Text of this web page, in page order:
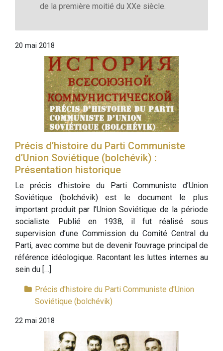
de la première moitié du XXe siècle.
20 mai 2018
Précis d’histoire du Parti Communiste
d’Union Soviétique (bolchévik) :
Présentation historique
Le précis d’histoire du Parti Communiste d’Union
Soviétique (bolchévik) est le document le plus
important produit par l’Union Soviétique de la période
socialiste. Publié en 1938, il fut réalisé sous
supervision d’une Commission du Comité Central du
Parti, avec comme but de devenir l’ouvrage principal de
référence idéologique. Racontant les luttes internes au
sein du […]
Précis d'histoire du Parti Communiste d'Union
Soviétique (bolchévik)
22 mai 2018